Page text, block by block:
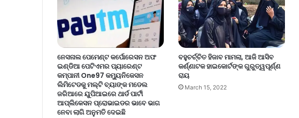
ନେସନାଲ ପେମେଣ୍ଟ କର୍ପୋରେସନ ଅଫ
ଇଣ୍ଡିଆ ପେଟିଏମର ପ୍ୟାରେଣ୍ଟ
କମ୍ପାନୀ One97 କମ୍ୟୁନିକେସନ
ଲିମିଟେଡକୁ ମଲ୍ଟି ବ୍ୟାଙ୍କ ମଡେଲ
ଜରିଆରେ ୟୁପିଆଇରେ ଥାର୍ଡ ପାର୍ଟୀ
ଆପ୍ଲିକେସନ ପ୍ରୋଭାଇଡର ଭାବେ ଭାଗ
ନେବା ଲାଗି ଅନୁମତି ଦେଇଛି
ବହୁଚର୍ଚ୍ଚିତ ହିଜାବ ମାମଲା, ଆଜି ଆସିବ
କର୍ଣ୍ଣାଟକ ହାଇକୋର୍ଟଙ୍କ ଗୁରୁତ୍ୱପୂର୍ଣ୍ଣ
ରାୟ
March 15, 2022